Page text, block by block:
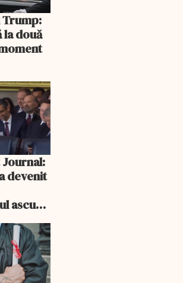
Trump:
la două
devenit
ascuns